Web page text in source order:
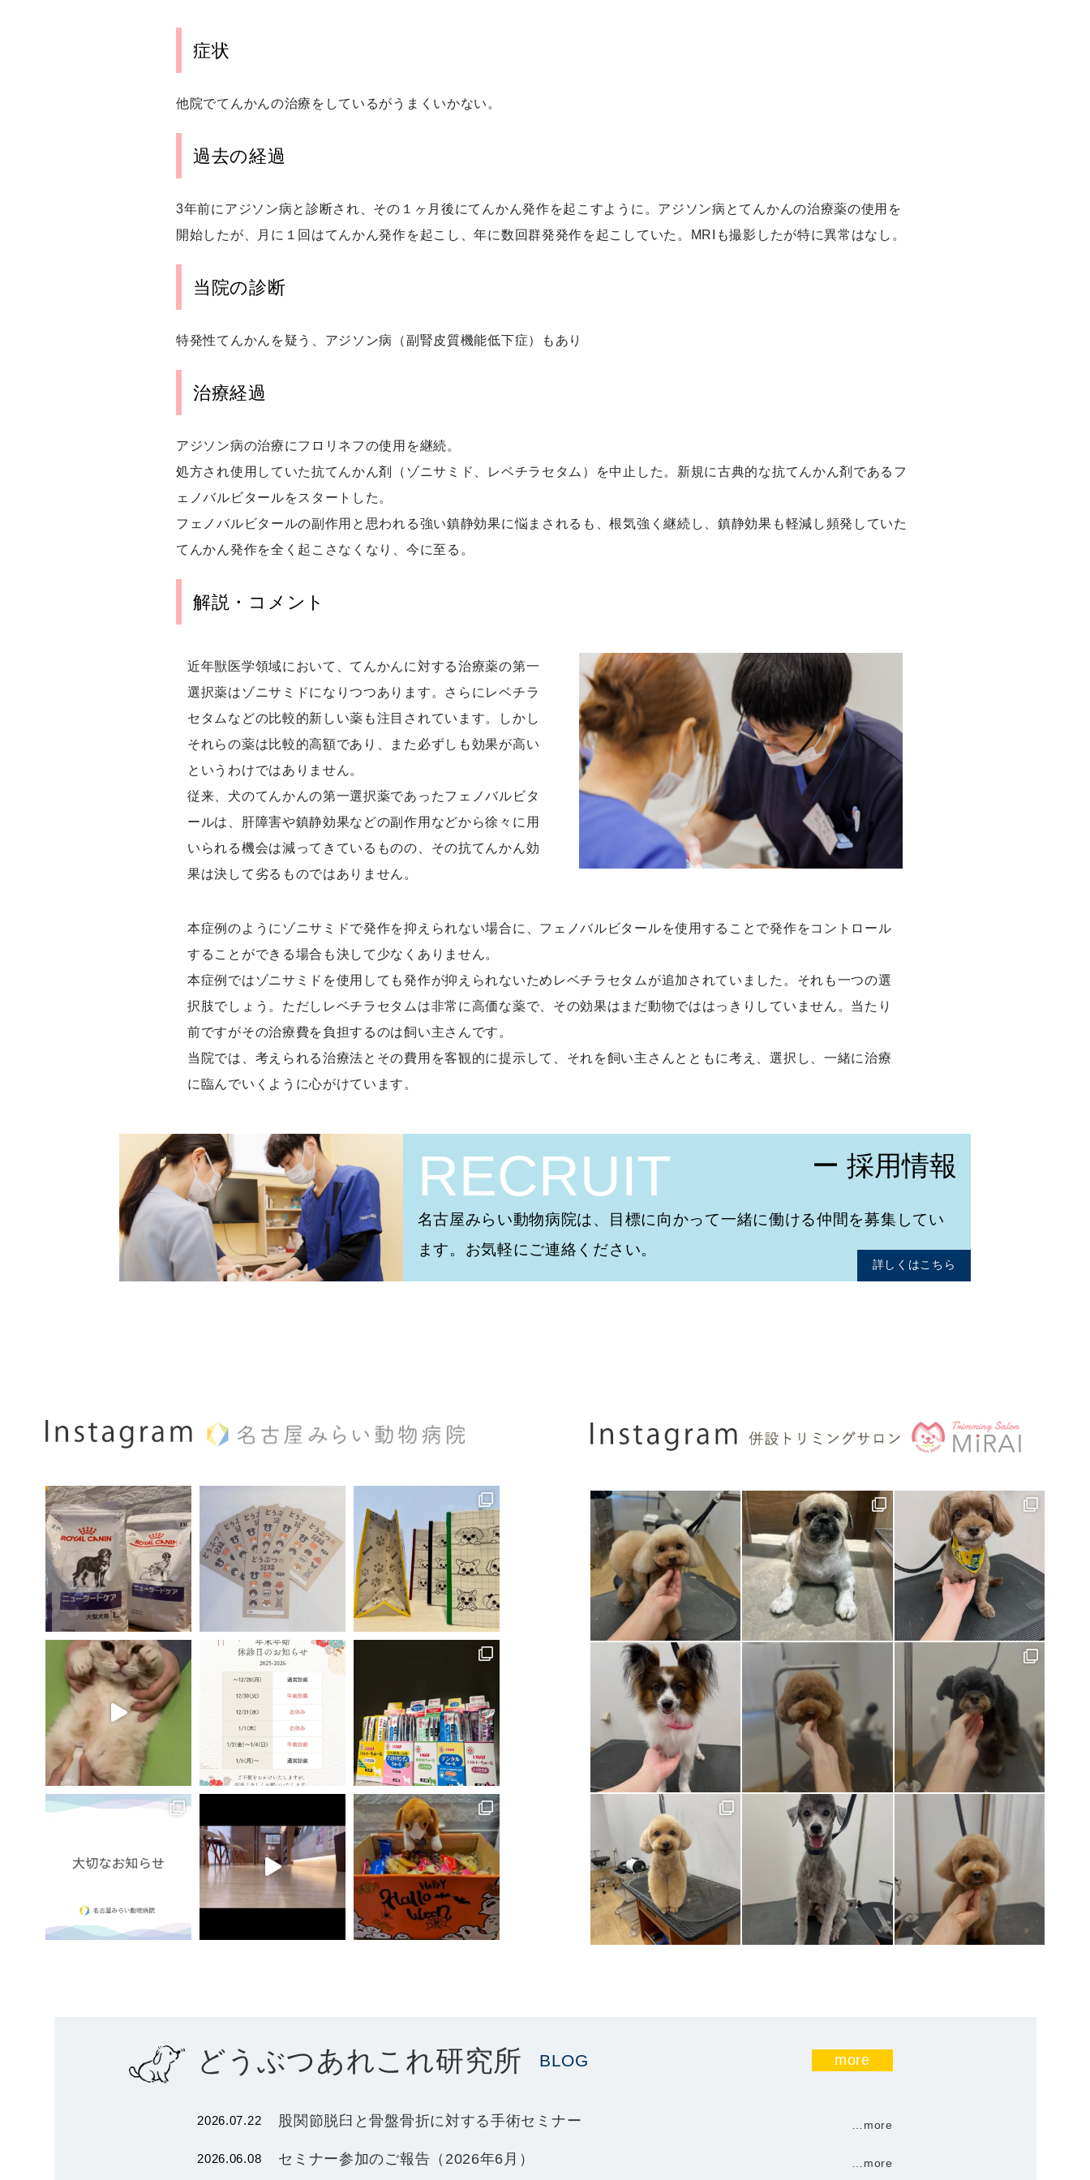
症状
他院でてんかんの治療をしているがうまくいかない。
過去の経過
3年前にアジソン病と診断され、その１ヶ月後にてんかん発作を起こすように。アジソン病とてんかんの治療薬の使用を
開始したが、月に１回はてんかん発作を起こし、年に数回群発発作を起こしていた。MRIも撮影したが特に異常はなし。
当院の診断
特発性てんかんを疑う、アジソン病（副腎皮質機能低下症）もあり
治療経過
アジソン病の治療にフロリネフの使用を継続。
処方され使用していた抗てんかん剤（ゾニサミド、レベチラセタム）を中止した。新規に古典的な抗てんかん剤であるフ
ェノバルビタールをスタートした。
フェノバルビタールの副作用と思われる強い鎮静効果に悩まされるも、根気強く継続し、鎮静効果も軽減し頻発していた
てんかん発作を全く起こさなくなり、今に至る。
解説・コメント
近年獣医学領域において、てんかんに対する治療薬の第一
選択薬はゾニサミドになりつつあります。さらにレベチラ
セタムなどの比較的新しい薬も注目されています。しかし
それらの薬は比較的高額であり、また必ずしも効果が高い
というわけではありません。
従来、犬のてんかんの第一選択薬であったフェノバルビタ
ールは、肝障害や鎮静効果などの副作用などから徐々に用
いられる機会は減ってきているものの、その抗てんかん効
果は決して劣るものではありません。
本症例のようにゾニサミドで発作を抑えられない場合に、フェノバルビタールを使用することで発作をコントロール
することができる場合も決して少なくありません。
本症例ではゾニサミドを使用しても発作が抑えられないためレベチラセタムが追加されていました。それも一つの選
択肢でしょう。ただしレベチラセタムは非常に高価な薬で、その効果はまだ動物でははっきりしていません。当たり
前ですがその治療費を負担するのは飼い主さんです。
当院では、考えられる治療法とその費用を客観的に提示して、それを飼い主さんとともに考え、選択し、一緒に治療
に臨んでいくように心がけています。
RECRUIT ー 採用情報
名古屋みらい動物病院は、目標に向かって一緒に働ける仲間を募集してい
ます。お気軽にご連絡ください。
詳しくはこちら
どうぶつあれこれ研究所 BLOG more
2026.07.22 股関節脱臼と骨盤骨折に対する手術セミナー …more
2026.06.08 セミナー参加のご報告（2026年6月） …more